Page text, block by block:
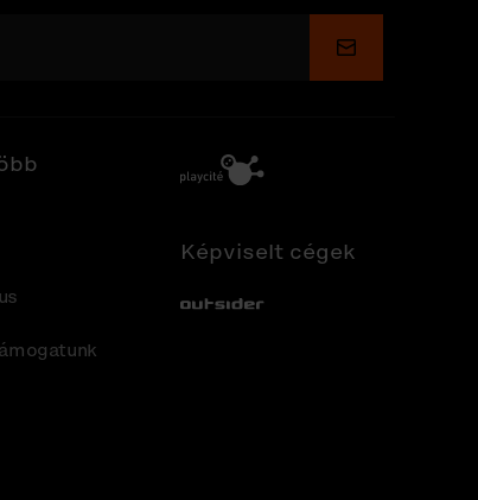
Küldés
Képviselt cégek
Out-Sider